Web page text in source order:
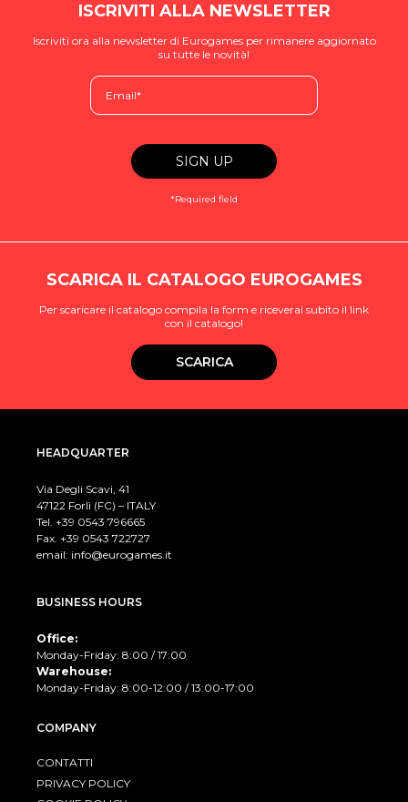
ISCRIVITI ALLA NEWSLETTER
Iscriviti ora alla newsletter di Eurogames per rimanere aggiornato
su tutte le novità!
*Required field
SCARICA IL CATALOGO EUROGAMES
Per scaricare il catalogo compila la form e riceverai subito il link
con il catalogo!
SCARICA
HEADQUARTER
Via Degli Scavi, 41
47122 Forlì (FC) – ITALY
Tel. +39 0543 796665
Fax. +39 0543 722727
email: info@eurogames.it
BUSINESS HOURS
Office:
Monday-Friday: 8:00 / 17:00
Warehouse:
Monday-Friday: 8:00-12:00 / 13:00-17:00
COMPANY
CONTATTI
PRIVACY POLICY